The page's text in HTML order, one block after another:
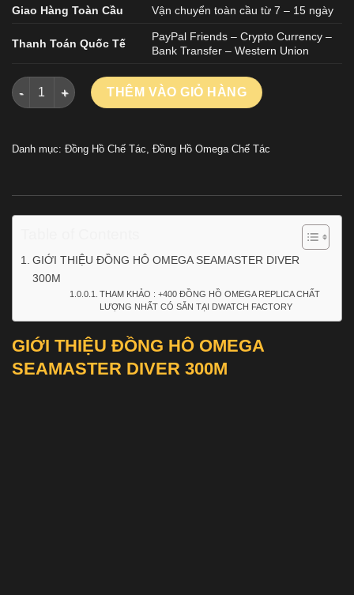
Giao Hàng Toàn Cầu Vận chuyển toàn cầu từ 7 – 15 ngày
Thanh Toán Quốc Tế
PayPal Friends – Crypto Currency –
Bank Transfer – Western Union
ĐỒNG HÔ OMEGA SEAMASTER DIVER 300M REPLICA CAO
THÊM VÀO GIỎ HÀNG
Danh mục: Đồng Hồ Chế Tác, Đồng Hồ Omega Chế Tác
GIỚI THIỆU ĐỒNG HÔ OMEGA SEAMASTER DIVER
300M
THAM KHẢO : +400 ĐỒNG HỒ OMEGA REPLICA CHẤT
LƯỢNG NHẤT CÓ SẴN TẠI DWATCH FACTORY
GIỚI THIỆU ĐỒNG HÔ OMEGA
SEAMASTER DIVER 300M